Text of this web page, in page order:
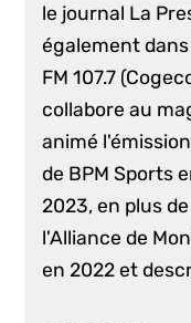
le journal La
également
FM 107.7
collabore au
animé
de BPM Sports
2023, en plus
l'Alliance de
en 2022 et